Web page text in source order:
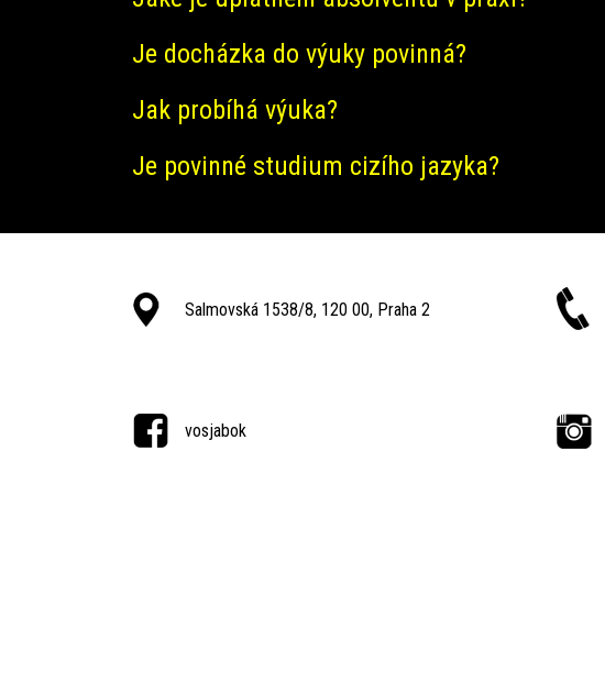
Je docházka do výuky povinná?
Jak probíhá výuka?
Je povinné studium cizího jazyka?
Salmovská 1538/8, 120 00, Praha 2
vosjabok